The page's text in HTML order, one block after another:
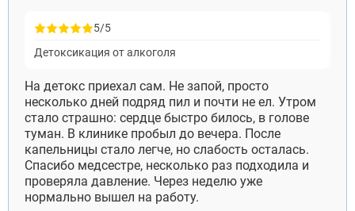
разговаривал с ней напрямую, а не только со
5/5
Детоксикация от алкоголя
На детокс приехал сам. Не запой, просто
несколько дней подряд пил и почти не ел. Утром
стало страшно: сердце быстро билось, в голове
туман. В клинике пробыл до вечера. После
капельницы стало легче, но слабость осталась.
Спасибо медсестре, несколько раз подходила и
проверяла давление. Через неделю уже
нормально вышел на работу.